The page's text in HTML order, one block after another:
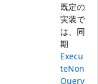
既定の
実装で
は、同
期
Execu
teNon
Query